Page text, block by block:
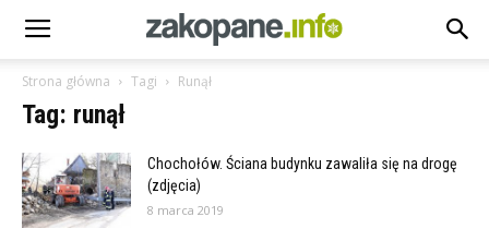
Strona główna Tagi Runął
Tag: runął
Chochołów. Ściana budynku zawaliła się na drogę
(zdjęcia)
8 marca 2019